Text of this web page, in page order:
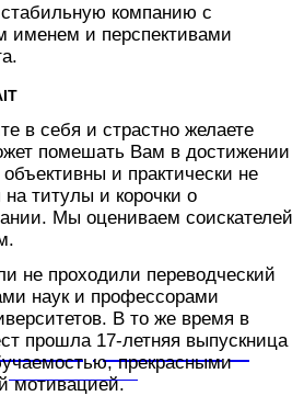
конкурсный отбор?
на вакансию.
компанию с
именем и перспективами
в себя и страстно желаете
помешать Вам в достижении
и практически не
титулы и корочки о
Мы оцениваем соискателей
не проходили переводческий
наук и профессорами
В то же время в
прошла 17-летняя выпускница
прекрасными
мотивацией.